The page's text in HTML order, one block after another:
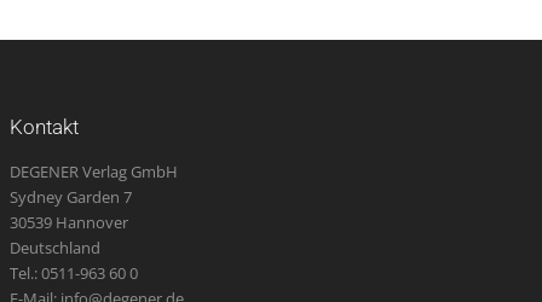
Kontakt
DEGENER Verlag GmbH
Sydney Garden 7
30539 Hannover
Deutschland
Tel.: 0511-963 60 0